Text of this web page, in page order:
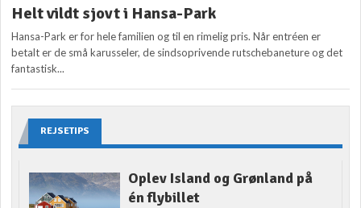
Helt vildt sjovt i Hansa-Park
Hansa-Park er for hele familien og til en rimelig pris. Når entréen er
betalt er de små karusseler, de sindsoprivende rutschebaneture og det
fantastisk...
REJSETIPS
Oplev Island og Grønland på
én flybillet